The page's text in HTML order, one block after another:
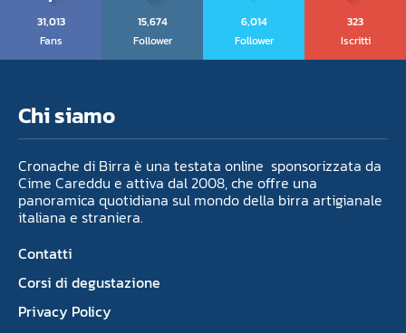
31,013
Fans
15,674
Follower
6,014
Follower
323
Iscritti
Chi siamo
Cronache di Birra è una testata online sponsorizzata da
Cime Careddu e attiva dal 2008, che offre una
panoramica quotidiana sul mondo della birra artigianale
italiana e straniera.
Contatti
Corsi di degustazione
Privacy Policy